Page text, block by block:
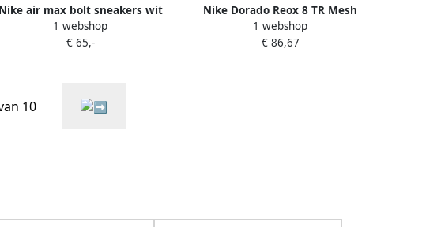
Nike air max bolt sneakers wit
zwart kinderen
1 webshop
€ 65,-
Nike Dorado Reox 8 TR Mesh
621716 schoenen Zwart Heren
1 webshop
€ 86,67
10